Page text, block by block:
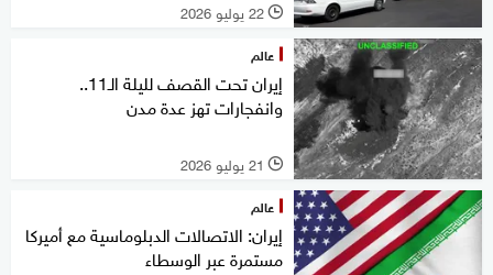
l 22 يوليو 2026
عالم
إيران تحت القصف لليلة الـ11..
وانفجارات تهز عدة مدن
l 21 يوليو 2026
عالم
إيران: الاتصالات الدبلوماسية مع أميركا
مستمرة عبر الوسطاء